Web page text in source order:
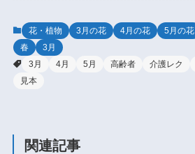
花・植物 3月の花 4月の花 5月の花
春
3月
3月
4月 5月 高齢者 介護レク
見本
関連記事